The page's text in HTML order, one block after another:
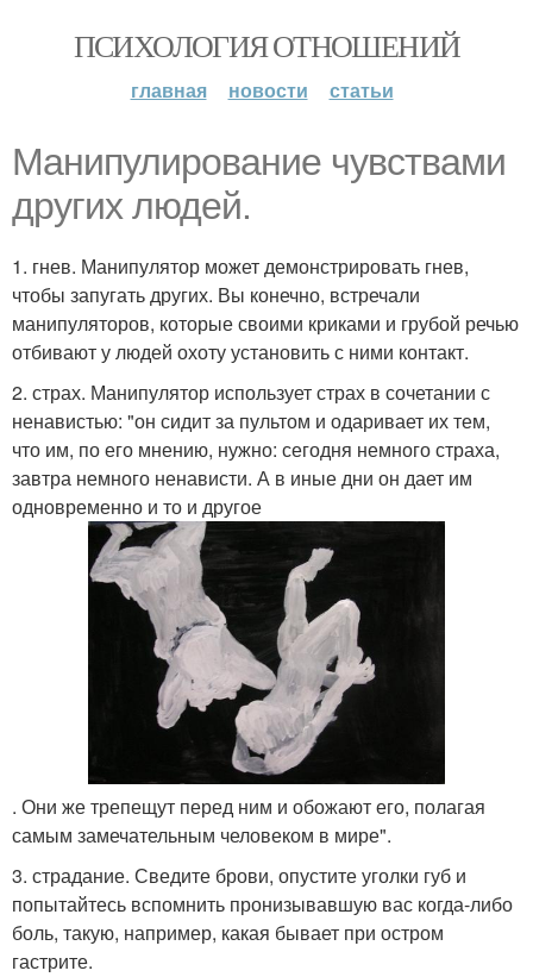
ПСИХОЛОГИЯ ОТНОШЕНИЙ
главная новости статьи
Манипулирование чувствами
других людей.
1. гнев. Манипулятор может демонстрировать гнев,
чтобы запугать других. Вы конечно, встречали
манипуляторов, которые своими криками и грубой речью
отбивают у людей охоту установить с ними контакт.
2. страх. Манипулятор использует страх в сочетании с
ненавистью: "он сидит за пультом и одаривает их тем,
что им, по его мнению, нужно: сегодня немного страха,
завтра немного ненависти. А в иные дни он дает им
одновременно и то и другое
. Они же трепещут перед ним и обожают его, полагая
самым замечательным человеком в мире".
3. страдание. Сведите брови, опустите уголки губ и
попытайтесь вспомнить пронизывавшую вас когда-либо
боль, такую, например, какая бывает при остром
гастрите.